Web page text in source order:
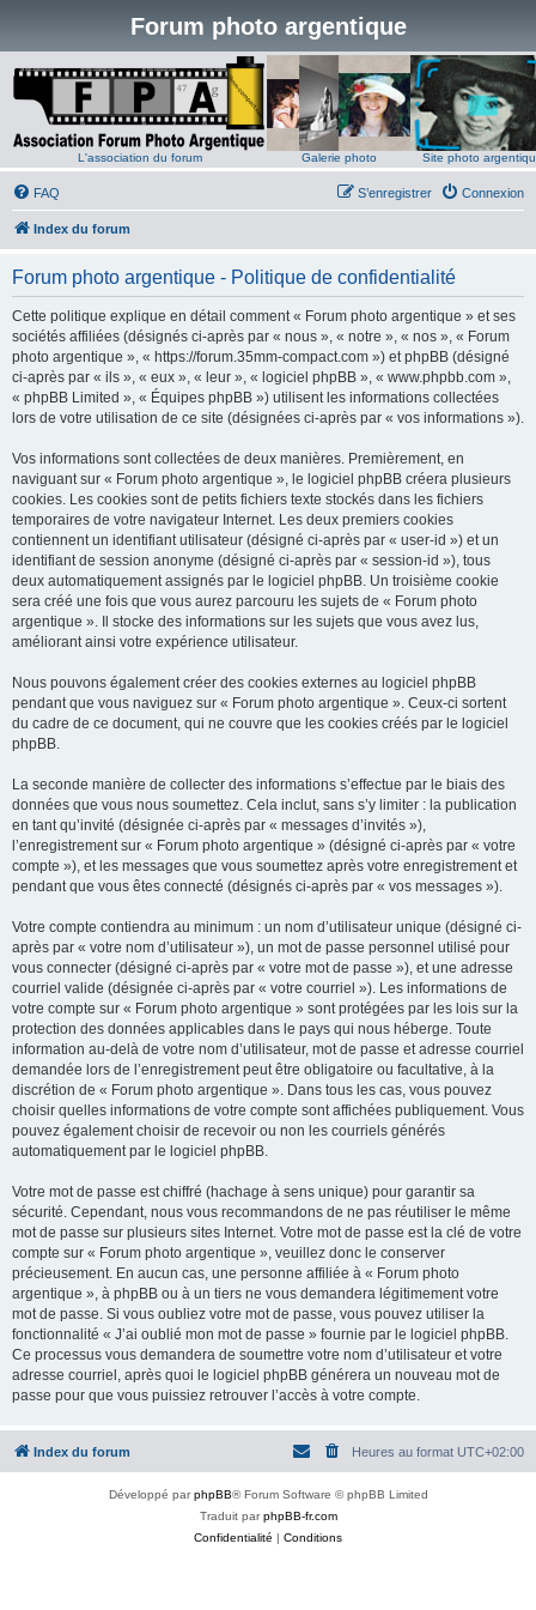
Forum photo argentique
L'association du forum Galerie photo Site photo
FAQ Connexion
S’enregistrer
Index du forum
Forum photo argentique - Politique de confidentialité
Cette politique explique en détail comment « Forum photo argentique » et ses
sociétés affiliées (désignés ci-après par « nous », « notre », « nos », « Forum
photo argentique », « https://forum.35mm-compact.com ») et phpBB (désigné
ci-après par « ils », « eux », « leur », « logiciel phpBB », « www.phpbb.com »,
« phpBB Limited », « Équipes phpBB ») utilisent les informations collectées
lors de votre utilisation de ce site (désignées ci-après par « vos informations »).
Vos informations sont collectées de deux manières. Premièrement, en
naviguant sur « Forum photo argentique », le logiciel phpBB créera plusieurs
cookies. Les cookies sont de petits fichiers texte stockés dans les fichiers
temporaires de votre navigateur Internet. Les deux premiers cookies
contiennent un identifiant utilisateur (désigné ci-après par « user-id ») et un
identifiant de session anonyme (désigné ci-après par « session-id »), tous
deux automatiquement assignés par le logiciel phpBB. Un troisième cookie
sera créé une fois que vous aurez parcouru les sujets de « Forum photo
argentique ». Il stocke des informations sur les sujets que vous avez lus,
améliorant ainsi votre expérience utilisateur.
Nous pouvons également créer des cookies externes au logiciel phpBB
pendant que vous naviguez sur « Forum photo argentique ». Ceux-ci sortent
du cadre de ce document, qui ne couvre que les cookies créés par le logiciel
phpBB.
La seconde manière de collecter des informations s’effectue par le biais des
données que vous nous soumettez. Cela inclut, sans s’y limiter : la publication
en tant qu’invité (désignée ci-après par « messages d’invités »),
l’enregistrement sur « Forum photo argentique » (désigné ci-après par « votre
compte »), et les messages que vous soumettez après votre enregistrement et
pendant que vous êtes connecté (désignés ci-après par « vos messages »).
Votre compte contiendra au minimum : un nom d’utilisateur unique (désigné ci-
après par « votre nom d’utilisateur »), un mot de passe personnel utilisé pour
vous connecter (désigné ci-après par « votre mot de passe »), et une adresse
courriel valide (désignée ci-après par « votre courriel »). Les informations de
votre compte sur « Forum photo argentique » sont protégées par les lois sur la
protection des données applicables dans le pays qui nous héberge. Toute
information au-delà de votre nom d’utilisateur, mot de passe et adresse courriel
demandée lors de l’enregistrement peut être obligatoire ou facultative, à la
discrétion de « Forum photo argentique ». Dans tous les cas, vous pouvez
choisir quelles informations de votre compte sont affichées publiquement. Vous
pouvez également choisir de recevoir ou non les courriels générés
automatiquement par le logiciel phpBB.
Votre mot de passe est chiffré (hachage à sens unique) pour garantir sa
sécurité. Cependant, nous vous recommandons de ne pas réutiliser le même
mot de passe sur plusieurs sites Internet. Votre mot de passe est la clé de votre
compte sur « Forum photo argentique », veuillez donc le conserver
précieusement. En aucun cas, une personne affiliée à « Forum photo
argentique », à phpBB ou à un tiers ne vous demandera légitimement votre
mot de passe. Si vous oubliez votre mot de passe, vous pouvez utiliser la
fonctionnalité « J’ai oublié mon mot de passe » fournie par le logiciel phpBB.
Ce processus vous demandera de soumettre votre nom d’utilisateur et votre
adresse courriel, après quoi le logiciel phpBB générera un nouveau mot de
passe pour que vous puissiez retrouver l’accès à votre compte.
Index du forum Heures au format UTC+02:00
Développé parphpBB® Forum Software © phpBB Limited
Traduit parphpBB-fr.com
Confidentialité | Conditions